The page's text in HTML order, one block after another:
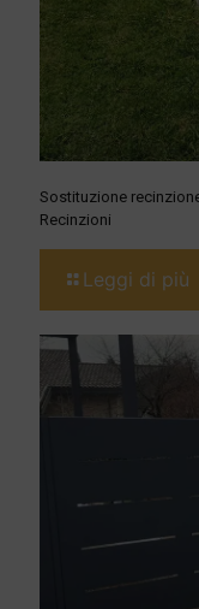
Sostituzione
Recinzioni
Leggi di più